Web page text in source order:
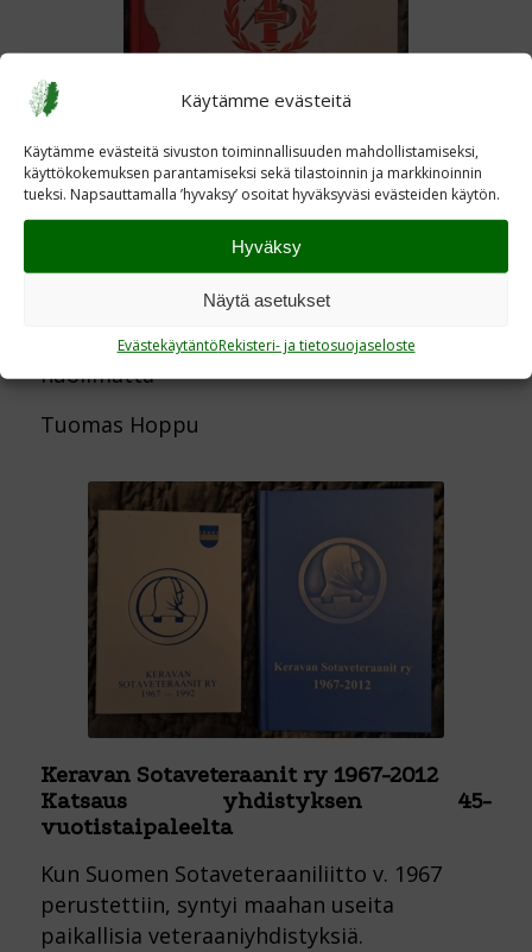
Käytämme evästeitä
Käytämme evästeitä sivuston toiminnallisuuden mahdollistamiseksi,
käyttökokemuksen parantamiseksi sekä tilastoinnin ja markkinoinnin
tueksi. Napsauttamalla ’hyvaksy’ osoitat hyväksyväsi evästeiden käytön.
Hyväksy
Näytä asetukset
EvästekäytäntöRekisteri- ja tietosuojaseloste
SOTAINVALIDIEN VELJESLIITTO 1940-
Sotainvalidit edellä käyden – vammoista
huolimatta
Tuomas Hoppu
Keravan Sotaveteraanit ry 1967-2012
Katsaus yhdistyksen 45-
vuotistaipaleelta
Kun Suomen Sotaveteraaniliitto v. 1967
perustettiin, syntyi maahan useita
paikallisia veteraaniyhdistyksiä.